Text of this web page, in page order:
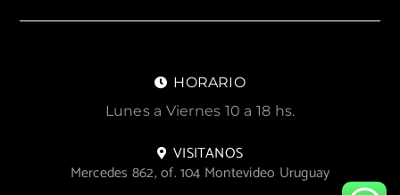
HORARIO
Lunes a Viernes 10 a 18 hs.
VISITANOS
Mercedes 862, of. 104 Montevideo Uruguay